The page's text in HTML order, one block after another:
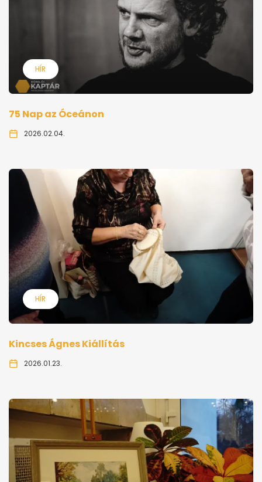
HÍR
75 Nap az Óceánon
2026.02.04.
HÍR
Kincses Ágnes Kiállítás
2026.01.23.